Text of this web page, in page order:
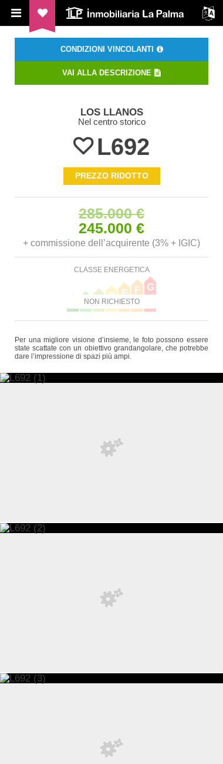
ILP Inmobiliaria La Palma
CONDIZIONI VINCOLANTI
VAI ALLA DESCRIZIONE
LOS LLANOS
Nel centro storico
L692
PREZZO RIDOTTO
285.000 €
245.000 €
+ commissione dell’acquirente (3% + IGIC)
CLASSE ENERGETICA
B C D E F G
NON RICHIESTO
Per una migliore visione d’insieme, le foto possono essere
state scattate con un obiettivo grandangolare, che potrebbe
dare l’impressione di spazi più ampi.